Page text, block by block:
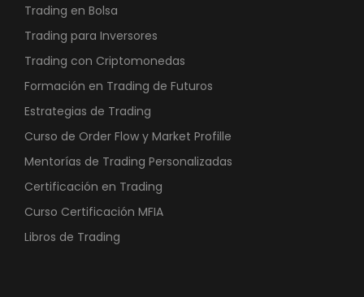
Trading en Bolsa
Trading para Inversores
Trading con Criptomonedas
Formación en Trading de Futuros
Estrategias de Trading
Curso de Order Flow y Market Profille
Mentorías de Trading Personalizadas
Certificación en Trading
Curso Certificación MFIA
Libros de Trading